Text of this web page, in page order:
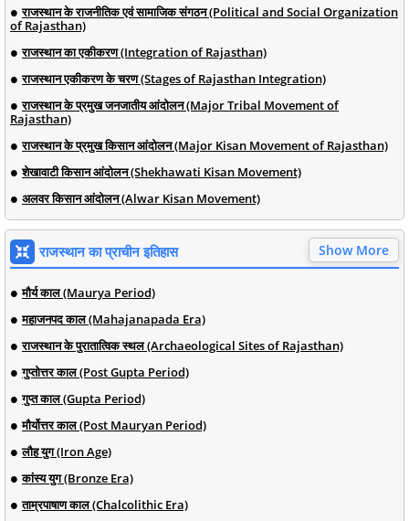
राजस्थान के राजनीतिक एवं सामाजिक संगठन (Political and Social Organization
of Rajasthan)
राजस्थान का एकीकरण (Integration of Rajasthan)
राजस्थान एकीकरण के चरण (Stages of Rajasthan Integration)
राजस्थान के प्रमुख जनजातीय आंदोलन (Major Tribal Movement of
Rajasthan)
राजस्थान के प्रमुख किसान आंदोलन (Major Kisan Movement of Rajasthan)
शेखावाटी किसान आंदोलन (Shekhawati Kisan Movement)
अलवर किसान आंदोलन (Alwar Kisan Movement)
राजस्थान का प्राचीन इतिहास Show More
मौर्य काल (Maurya Period)
महाजनपद काल (Mahajanapada Era)
राजस्थान के पुरातात्विक स्थल (Archaeological Sites of Rajasthan)
गुप्तोत्तर काल (Post Gupta Period)
गुप्त काल (Gupta Period)
मौर्योत्तर काल (Post Mauryan Period)
लौह युग (Iron Age)
कांस्य युग (Bronze Era)
ताम्रपाषाण काल (Chalcolithic Era)